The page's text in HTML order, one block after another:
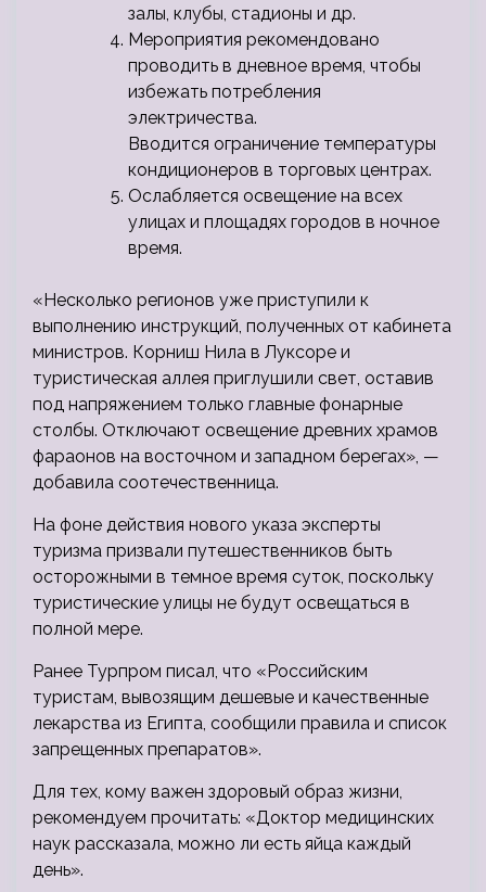
залы, клубы, стадионы и др.
Мероприятия рекомендовано
проводить в дневное время, чтобы
избежать потребления
электричества.
Вводится ограничение температуры
кондиционеров в торговых центрах.
Ослабляется освещение на всех
улицах и площадях городов в ночное
время.
«Несколько регионов уже приступили к
выполнению инструкций, полученных от кабинета
министров. Корниш Нила в Луксоре и
туристическая аллея приглушили свет, оставив
под напряжением только главные фонарные
столбы. Отключают освещение древних храмов
фараонов на восточном и западном берегах», —
добавила соотечественница.
На фоне действия нового указа эксперты
туризма призвали путешественников быть
осторожными в темное время суток, поскольку
туристические улицы не будут освещаться в
полной мере.
Ранее Турпром писал, что «Российским
туристам, вывозящим дешевые и качественные
лекарства из Египта, сообщили правила и список
запрещенных препаратов».
Для тех, кому важен здоровый образ жизни,
рекомендуем прочитать: «Доктор медицинских
наук рассказала, можно ли есть яйца каждый
день».